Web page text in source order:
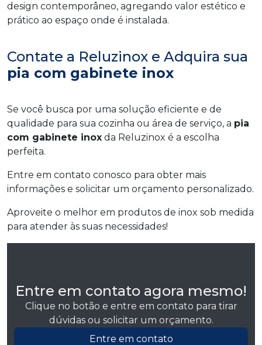
design contemporâneo, agregando valor estético e
prático ao espaço onde é instalada.
Contate a Reluzinox e Adquira sua
pia com gabinete inox
Se você busca por uma solução eficiente e de
qualidade para sua cozinha ou área de serviço, a pia
com gabinete inox da Reluzinox é a escolha
perfeita.
Entre em contato conosco para obter mais
informações e solicitar um orçamento personalizado.
Aproveite o melhor em produtos de inox sob medida
para atender às suas necessidades!
Entre em contato agora mesmo!
Clique no botão e entre em contato para tirar
dúvidas ou solicitar um orçamento.
Entre em contato